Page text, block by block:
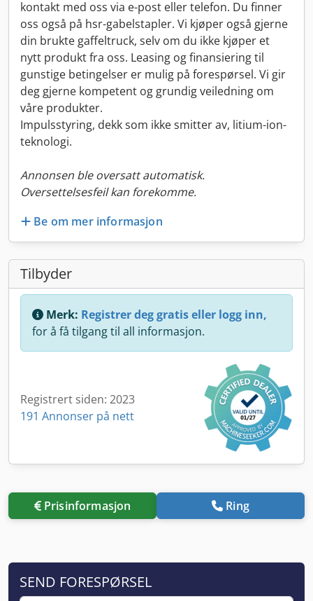
kontakt med oss via e-post eller telefon. Du finner
oss også på hsr-gabelstapler. Vi kjøper også gjerne
din brukte gaffeltruck, selv om du ikke kjøper et
nytt produkt fra oss. Leasing og finansiering til
gunstige betingelser er mulig på forespørsel. Vi gir
deg gjerne kompetent og grundig veiledning om
våre produkter.
Impulsstyring, dekk som ikke smitter av, litium-ion-
teknologi.
Annonsen ble oversatt automatisk.
Oversettelsesfeil kan forekomme.
Be om mer informasjon
Tilbyder
Merk: Registrer deg gratis eller logg inn,
for å få tilgang til all informasjon.
Registrert siden: 2023
191 Annonser på nett
Prisinformasjon Ring
SEND FORESPØRSEL